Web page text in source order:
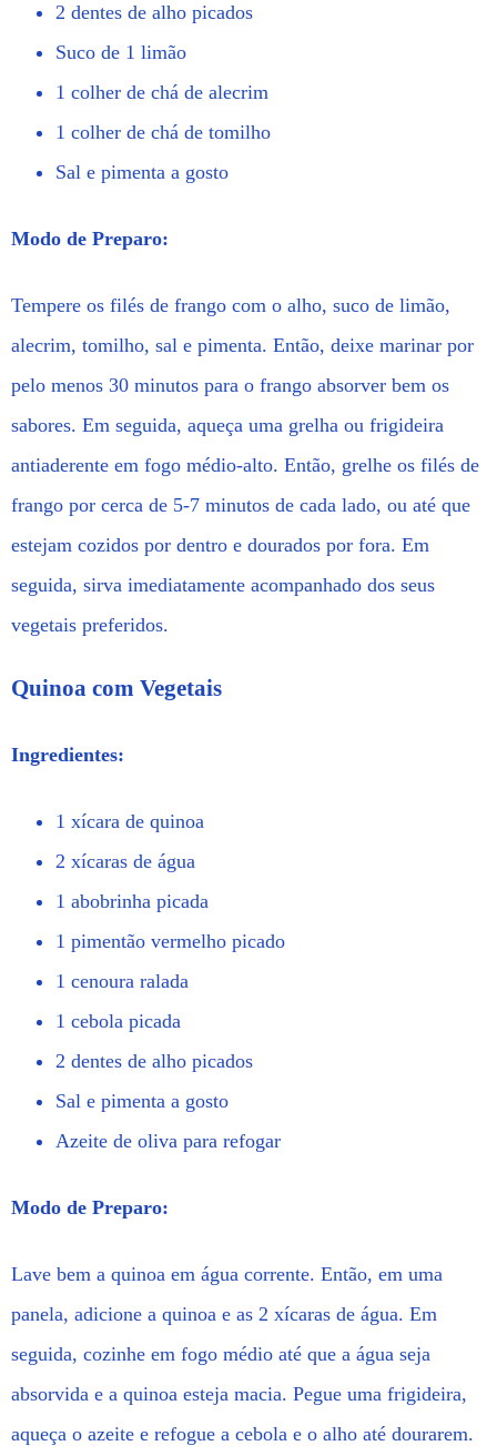
2 dentes de alho picados
Suco de 1 limão
1 colher de chá de alecrim
1 colher de chá de tomilho
Sal e pimenta a gosto
Modo de Preparo:
Tempere os filés de frango com o alho, suco de limão,
alecrim, tomilho, sal e pimenta. Então, deixe marinar por
pelo menos 30 minutos para o frango absorver bem os
sabores. Em seguida, aqueça uma grelha ou frigideira
antiaderente em fogo médio-alto. Então, grelhe os filés de
frango por cerca de 5-7 minutos de cada lado, ou até que
estejam cozidos por dentro e dourados por fora. Em
seguida, sirva imediatamente acompanhado dos seus
vegetais preferidos.
Quinoa com Vegetais
Ingredientes:
1 xícara de quinoa
2 xícaras de água
1 abobrinha picada
1 pimentão vermelho picado
1 cenoura ralada
1 cebola picada
2 dentes de alho picados
Sal e pimenta a gosto
Azeite de oliva para refogar
Modo de Preparo:
Lave bem a quinoa em água corrente. Então, em uma
panela, adicione a quinoa e as 2 xícaras de água. Em
seguida, cozinhe em fogo médio até que a água seja
absorvida e a quinoa esteja macia. Pegue uma frigideira,
aqueça o azeite e refogue a cebola e o alho até dourarem.